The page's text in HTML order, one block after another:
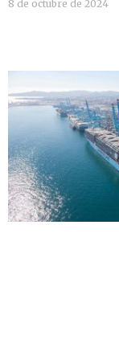
8 de octubre de 2024